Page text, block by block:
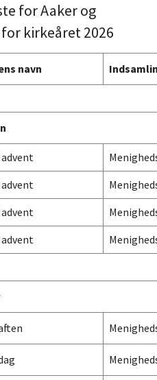
for Aaker og
kirkeåret 2026
navn
advent
advent
advent
advent